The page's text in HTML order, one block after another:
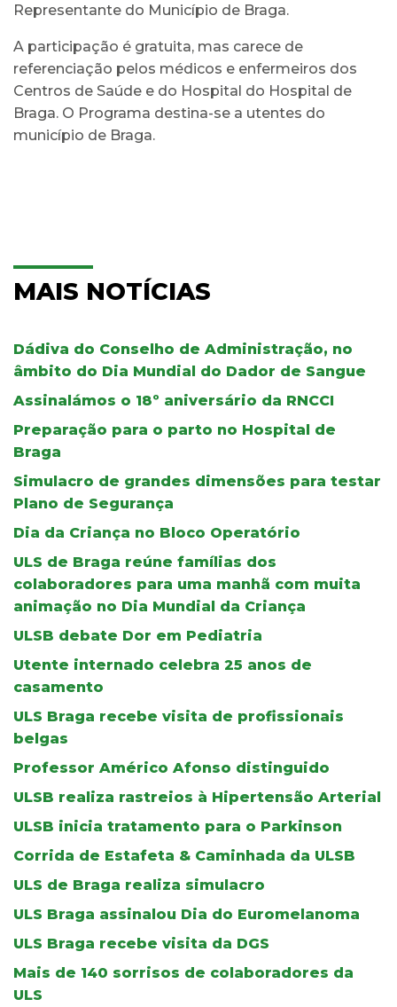
Representante do Município de Braga.
A participação é gratuita, mas carece de
referenciação pelos médicos e enfermeiros dos
Centros de Saúde e do Hospital do Hospital de
Braga. O Programa destina-se a utentes do
município de Braga.
MAIS NOTÍCIAS
Dádiva do Conselho de Administração, no
âmbito do Dia Mundial do Dador de Sangue
Assinalámos o 18º aniversário da RNCCI
Preparação para o parto no Hospital de
Braga
Simulacro de grandes dimensões para testar
Plano de Segurança
Dia da Criança no Bloco Operatório
ULS de Braga reúne famílias dos
colaboradores para uma manhã com muita
animação no Dia Mundial da Criança
ULSB debate Dor em Pediatria
Utente internado celebra 25 anos de
casamento
ULS Braga recebe visita de profissionais
belgas
Professor Américo Afonso distinguido
ULSB realiza rastreios à Hipertensão Arterial
ULSB inicia tratamento para o Parkinson
Corrida de Estafeta & Caminhada da ULSB
ULS de Braga realiza simulacro
ULS Braga assinalou Dia do Euromelanoma
ULS Braga recebe visita da DGS
Mais de 140 sorrisos de colaboradores da
ULS